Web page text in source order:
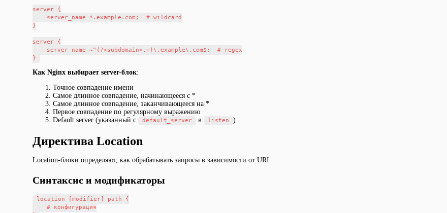
server {
    server_name *.example.com;  # wildcard
}
server {
    server_name ~^(?<subdomain>.+)\.example\.com$;  # regex
Как Nginx выбирает server-блок:
Точное совпадение имени
Самое длинное совпадение, начинающееся с *
Самое длинное совпадение, заканчивающееся на *
Первое совпадение по регулярному выражению
Default server (указанный с
default_server в listen )
Директива Location
Location-блоки определяют, как обрабатывать запросы в зависимости от URI.
Синтаксис и модификаторы
location [modifier] path {
    # конфигурация